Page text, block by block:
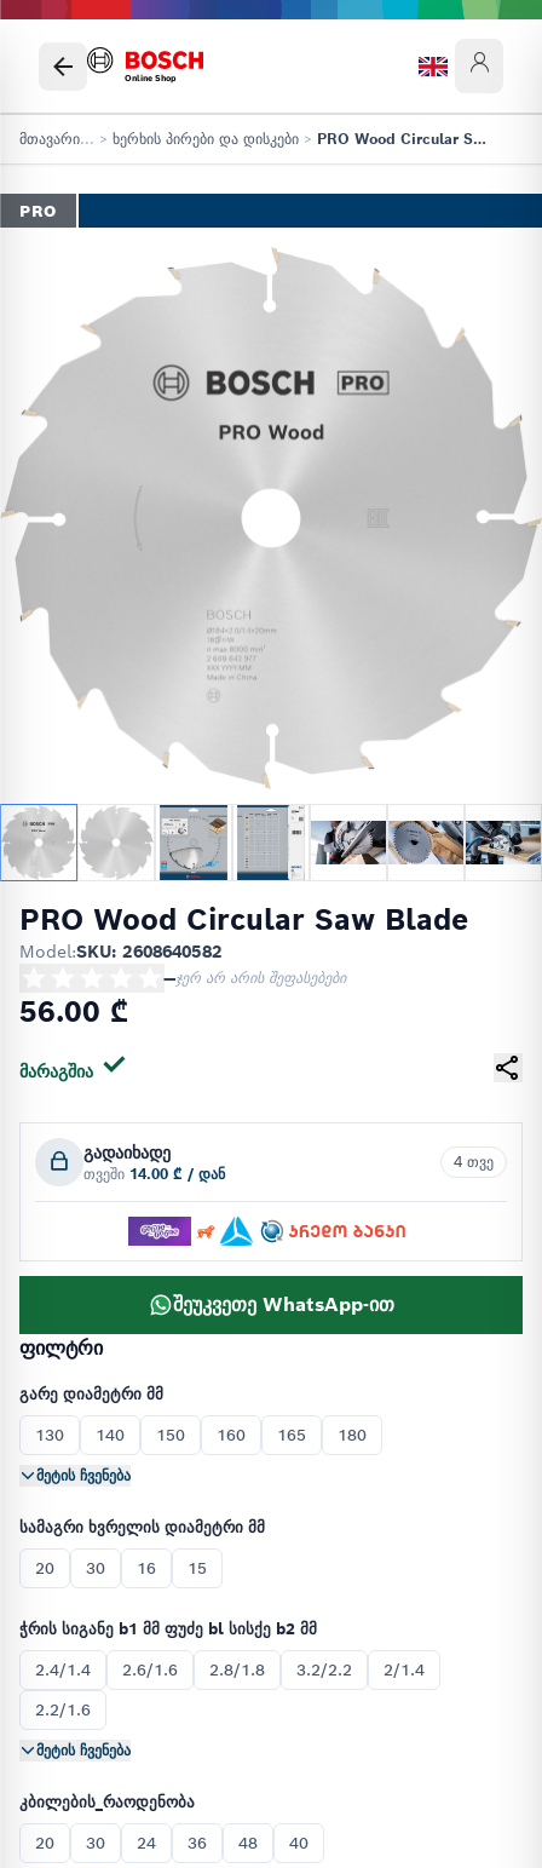
Online Shop
მთავარი... > ხერხის პირები და დისკები > PRO Wood Circular Saw Blade
PRO
PRO Wood Circular Saw Blade
Model:SKU: 2608640582
—ჯერ არ არის შეფასებები
56.00 ₾
მარაგშია
გადაიხადე
თვეში 14.00 ₾ / დან
4 თვე
შეუკვეთე WhatsApp-ით
ფილტრი
გარე დიამეტრი მმ
130
140 150 160 165 180
მეტის ჩვენება
სამაგრი ხვრელის დიამეტრი მმ
20
30 16 15
ჭრის სიგანე b1 მმ ფუძე bl სისქე b2 მმ
2.4/1.4
2.6/1.6 2.8/1.8 3.2/2.2
2/1.4
2.2/1.6
მეტის ჩვენება
კბილების_რაოდენობა
20
30 24 36 48 40